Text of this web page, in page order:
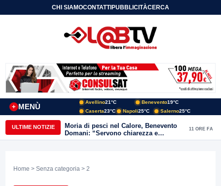
CHI SIAMOCONTATTIPUBBLICITÀCERCA
MENÙ
+
Avellino21°C Benevento19°C
Caserta23°C Napoli25°C Salerno25°C
ULTIME NOTIZIE
Moria di pesci nel Calore, Benevento
Domani: “Servono chiarezza e
approfondimenti sulla gestione
11 ORE FA
Home > Senza categoria > 2